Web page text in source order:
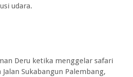
udara.
Deru ketika menggelar safari
Sukabangun Palembang,